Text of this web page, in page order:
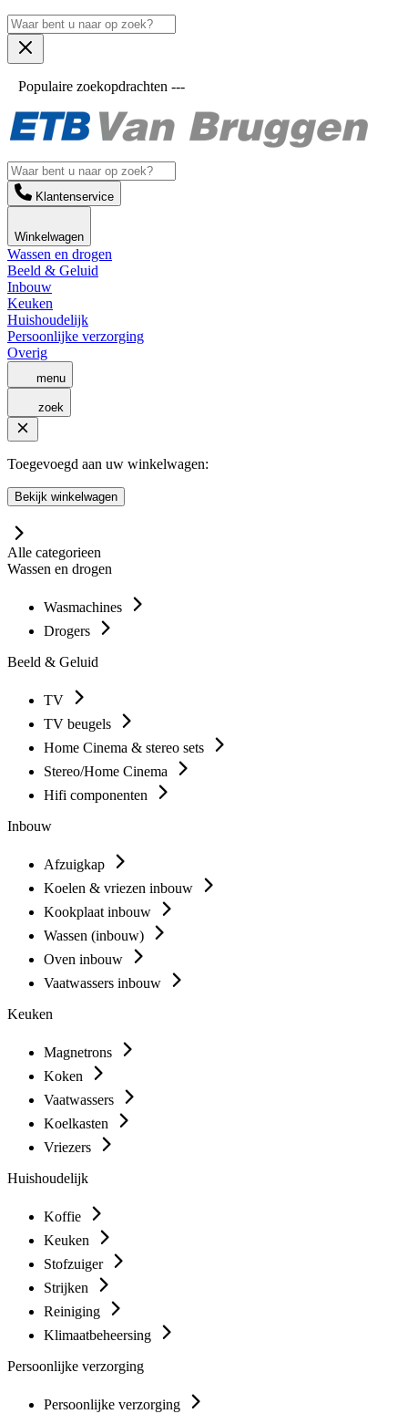
Populaire zoekopdrachten ---
Klantenservice
Winkelwagen
Wassen en drogen
Beeld & Geluid
Inbouw
Keuken
Huishoudelijk
Persoonlijke verzorging
Overig
menu
zoek
Toegevoegd aan uw winkelwagen:
Bekijk winkelwagen
Alle categorieen
Wassen en drogen
Wasmachines
Drogers
Beeld & Geluid
TV
TV beugels
Home Cinema & stereo sets
Stereo/Home Cinema
Hifi componenten
Inbouw
Afzuigkap
Koelen & vriezen inbouw
Kookplaat inbouw
Wassen (inbouw)
Oven inbouw
Vaatwassers inbouw
Keuken
Magnetrons
Koken
Vaatwassers
Koelkasten
Vriezers
Huishoudelijk
Koffie
Keuken
Stofzuiger
Strijken
Reiniging
Klimaatbeheersing
Persoonlijke verzorging
Persoonlijke verzorging